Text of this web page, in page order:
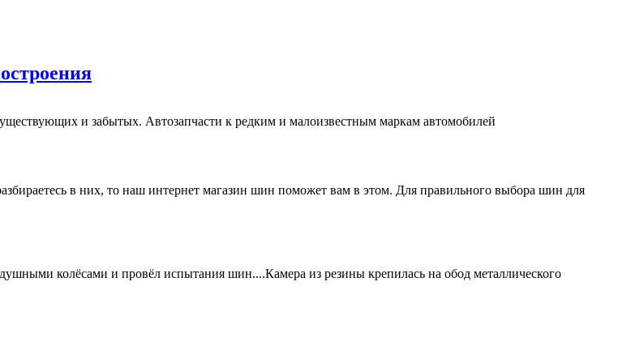
и забытых. Автозапчасти к редким и малоизвестным маркам автомобилей
в них, то наш интернет магазин шин поможет вам в этом. Для правильного выбора шин для
колёсами и провёл испытания шин....Камера из резины крепилась на обод металлического